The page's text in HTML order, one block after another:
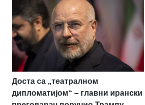
Доста са „театралном
дипломатијом“ – главни ирански